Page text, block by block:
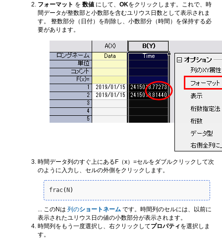
フォーマット を 数値 にして、 OKをクリックします。これで、時
間データが整数部と小数部を含むユリウス日数として表示されま
す。 整数部分（日付）を削除し、小数部分（時間）を保持する必
要があります。
時間データ列のすぐ上にあるF（x）=セルをダブルクリックして次
のように入力し、セルの外側をクリックします。
frac( N )
... このNは 列のショートネーム です。時間列のセルには、以前に
表示されたユリウス日の値の小数部分が表示されます。
時間列をもう一度選択し、右クリックしてプロパティ を選択しま
す。